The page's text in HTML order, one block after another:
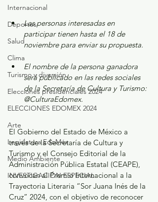
Internacional
Deportes
Salud
Clima
Turismo y diversión
Elecciones presidenciales 2024
ELECCIONES EDOMEX 2024
Arte
Legislatura EdoMéx
Medio Ambiente
INVESTIGACIÓN ESPECIAL
Las personas interesadas en
participar tienen hasta el 18 de
noviembre para enviar su propuesta.
El nombre de la persona ganadora
será publicado en las redes sociales
de la Secretaría de Cultura y Turismo:
@CulturaEdomex.
El Gobierno del Estado de México a
través de la Secretaría de Cultura y
Turismo y el Consejo Editorial de la
Administración Pública Estatal (CEAPE),
convocan al Premio Internacional a la
Trayectoria Literaria “Sor Juana Inés de la
Cruz” 2024, con el objetivo de reconocer